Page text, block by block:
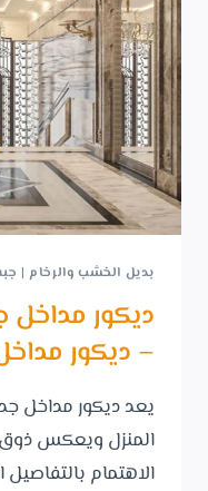
بديل الخشب والرخام |
– ديكور
يعد ديكور مداخل
المنزل ويعكس ذوق
الاهتمام بالتفاصيل